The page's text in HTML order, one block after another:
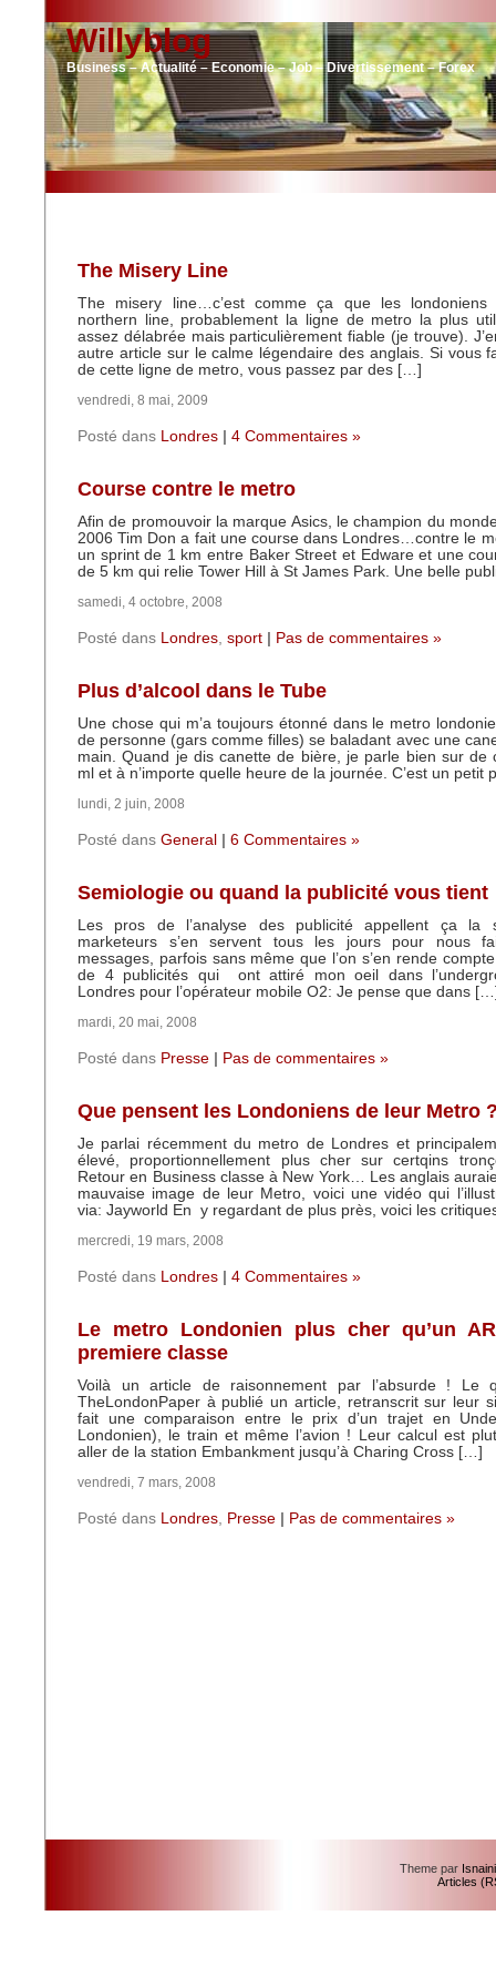
Willyblog
Business – Actualité – Economie – Job – Divertissement – Forex
The Misery Line
The misery line…c’est comme ça que les londoniens
northern line, probablement la ligne de metro la plus
assez délabrée mais particulièrement fiable (je trouve).
autre article sur le calme légendaire des anglais. Si vous
de cette ligne de metro, vous passez par des […]
vendredi, 8 mai, 2009
Posté dans Londres 4 Commentaires »
Course contre le metro
Afin de promouvoir la marque Asics, le champion du
2006 Tim Don a fait une course dans Londres…contre le
un sprint de 1 km entre Baker Street et Edware et une
de 5 km qui relie Tower Hill à St James Park. Une belle
samedi, 4 octobre, 2008
Posté dans Londres, sport Pas de commentaires »
Plus d’alcool dans le Tube
Une chose qui m’a toujours étonné dans le metro
de personne (gars comme filles) se baladant avec une
main. Quand je dis canette de bière, je parle bien sur de
ml et à n’importe quelle heure de la journée. C’est un petit
lundi, 2 juin, 2008
Posté dans General 6 Commentaires »
Semiologie ou quand la publicité vous tient
Les pros de l’analyse des publicité appellent ça la
marketeurs s’en servent tous les jours pour nous
messages, parfois sans même que l’on s’en rende
de 4 publicités qui ont attiré mon oeil dans
Londres pour l’opérateur mobile O2: Je pense que dans
mardi, 20 mai, 2008
Posté dans Presse Pas de commentaires »
Que pensent les Londoniens de leur Metro
Je parlai récemment du metro de Londres et
élevé, proportionnellement plus cher sur certqins
Retour en Business classe à New York… Les anglais
mauvaise image de leur Metro, voici une vidéo qui
via: Jayworld En y regardant de plus près, voici les
mercredi, 19 mars, 2008
Posté dans Londres 4 Commentaires »
Le metro Londonien plus cher qu’un
premiere classe
Voilà un article de raisonnement par l’absurde ! Le
TheLondonPaper à publié un article, retranscrit sur leur
fait une comparaison entre le prix d’un trajet en
Londonien), le train et même l’avion ! Leur calcul est
aller de la station Embankment jusqu’à Charing Cross […]
vendredi, 7 mars, 2008
Posté dans Londres, Presse Pas de commentaires »
Theme par
Articles